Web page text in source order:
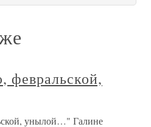
февральской,
унылой…" Галине